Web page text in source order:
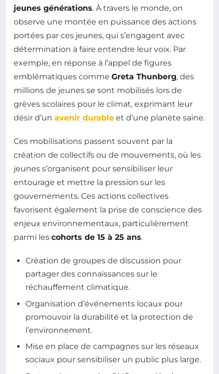
jeunes générations. À travers le monde, on
observe une montée en puissance des actions
portées par ces jeunes, qui s’engagent avec
détermination à faire entendre leur voix. Par
exemple, en réponse à l’appel de figures
emblématiques comme Greta Thunberg, des
millions de jeunes se sont mobilisés lors de
grèves scolaires pour le climat, exprimant leur
désir d’un avenir durable et d’une planète saine.
Ces mobilisations passent souvent par la
création de collectifs ou de mouvements, où les
jeunes s’organisent pour sensibiliser leur
entourage et mettre la pression sur les
gouvernements. Ces actions collectives
favorisent également la prise de conscience des
enjeux environnementaux, particulièrement
parmi les cohorts de 15 à 25 ans.
Création de groupes de discussion pour
partager des connaissances sur le
réchauffement climatique.
Organisation d’événements locaux pour
promouvoir la durabilité et la protection de
l’environnement.
Mise en place de campagnes sur les réseaux
sociaux pour sensibiliser un public plus large.